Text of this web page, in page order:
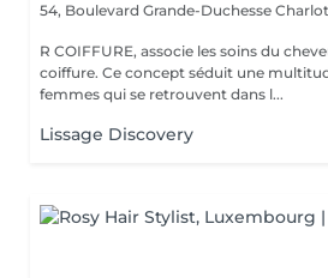
54, Boulevard Grande-Duchesse
R COIFFURE, associe les soins du
coiffure. Ce concept séduit une
femmes qui se retrouvent dans l...
Lissage Discovery